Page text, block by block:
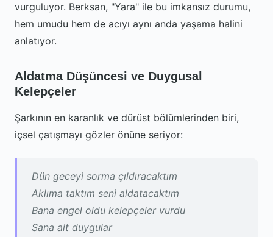
vurguluyor. Berksan, "Yara" ile bu imkansız durumu,
hem umudu hem de acıyı aynı anda yaşama halini
anlatıyor.
Aldatma Düşüncesi ve Duygusal
Kelepçeler
Şarkının en karanlık ve dürüst bölümlerinden biri,
içsel çatışmayı gözler önüne seriyor:
Dün geceyi sorma çıldıracaktım
Aklıma taktım seni aldatacaktım
Bana engel oldu kelepçeler vurdu
Sana ait duygular